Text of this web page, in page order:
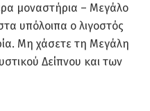
μοναστήρια – Μεγάλο
υπόλοιπα ο λιγοστός
Μη χάσετε τη Μεγάλη
Δείπνου και των